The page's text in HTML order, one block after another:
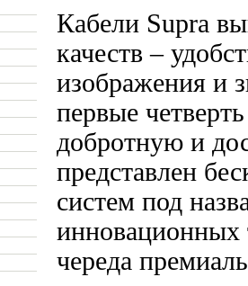
Кабели Supra
качеств –
изображения и
первые
добротную и
представлен
систем под
инновационных
череда